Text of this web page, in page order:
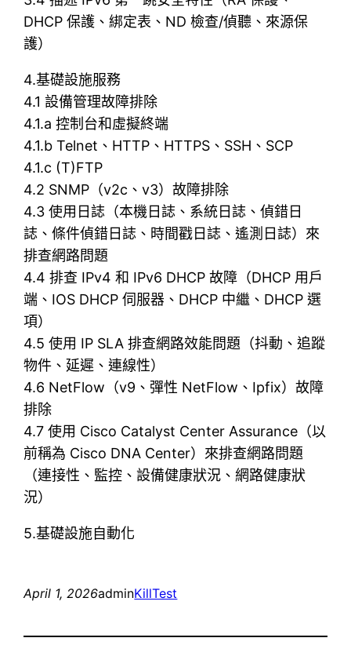
DHCP 保護、綁定表、ND 檢查/偵聽、來源保
護）
4.基礎設施服務
4.1 設備管理故障排除
4.1.a 控制台和虛擬終端
4.1.b Telnet、HTTP、HTTPS、SSH、SCP
4.1.c (T)FTP
4.2 SNMP（v2c、v3）故障排除
4.3 使用日誌（本機日誌、系統日誌、偵錯日
誌、條件偵錯日誌、時間戳日誌、遙測日誌）來
排查網路問題
4.4 排查 IPv4 和 IPv6 DHCP 故障（DHCP 用戶
端、IOS DHCP 伺服器、DHCP 中繼、DHCP 選
項）
4.5 使用 IP SLA 排查網路效能問題（抖動、追蹤
物件、延遲、連線性）
4.6 NetFlow（v9、彈性 NetFlow、Ipfix）故障
排除
4.7 使用 Cisco Catalyst Center Assurance（以
前稱為 Cisco DNA Center）來排查網路問題
（連接性、監控、設備健康狀況、網路健康狀
況）
5.基礎設施自動化
April 1, 2026adminKillTest